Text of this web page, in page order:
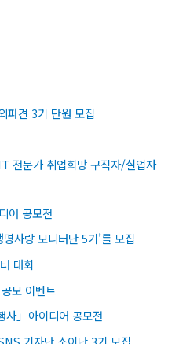
파견 3기 단원 모집
전문가 취업희망 구직자/실업자
어 공모전
사랑 모니터단 5기’를 모집
대회
모 이벤트
사」아이디어 공모전